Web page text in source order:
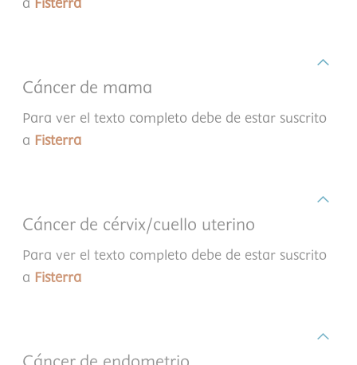
a Fisterra
Cáncer de mama
Para ver el texto completo debe de estar suscrito
a Fisterra
Cáncer de cérvix/cuello uterino
Para ver el texto completo debe de estar suscrito
a Fisterra